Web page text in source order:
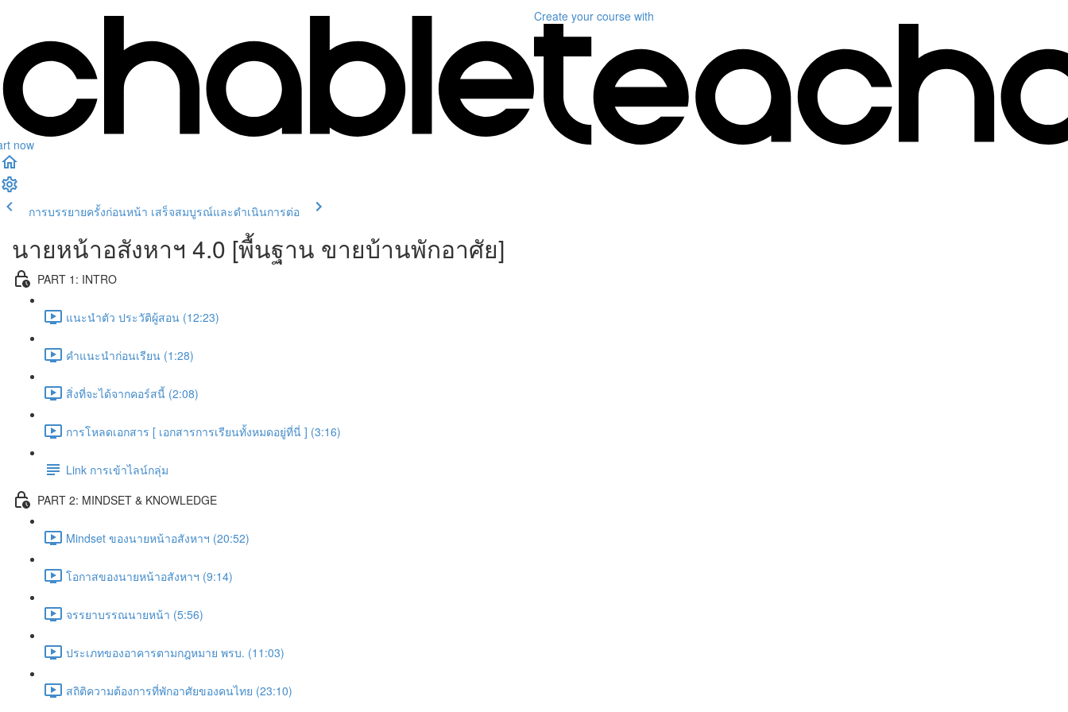
now
Create your course with
การบรรยายครั้งก่อนหน้า เสร็จสมบูรณ์และดำเนินการต่อ
นายหน้าอสังหาฯ 4.0 [พื้นฐาน ขายบ้านพักอาศัย]
PART 1: INTRO
แนะนำตัว ประวัติผู้สอน (12:23)
คำแนะนำก่อนเรียน (1:28)
สิ่งที่จะได้จากคอร์สนี้ (2:08)
การโหลดเอกสาร [ เอกสารการเรียนทั้งหมดอยู่ที่นี่ ] (3:16)
Link การเข้าไลน์กลุ่ม
PART 2: MINDSET & KNOWLEDGE
Mindset ของนายหน้าอสังหาฯ (20:52)
โอกาสของนายหน้าอสังหาฯ (9:14)
จรรยาบรรณนายหน้า (5:56)
ประเภทของอาคารตามกฎหมาย พรบ. (11:03)
สถิติความต้องการที่พักอาศัยของคนไทย (23:10)